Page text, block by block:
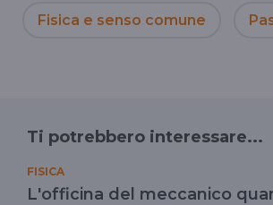
Fisica e senso comune
Ti potrebbero interessare...
FISICA
L'officina del meccanico